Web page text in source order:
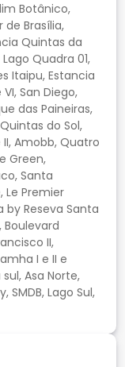
Botânico,
Brasília,
Quintas da
Quadra 01,
Itaipu, Estancia
San Diego,
das Paineiras,
do Sol,
Amobb, Quatro
Green,
Santa
Le Premier
by Reseva Santa
Boulevard
II,
I e II e
Asa Norte,
SMDB, Lago Sul,